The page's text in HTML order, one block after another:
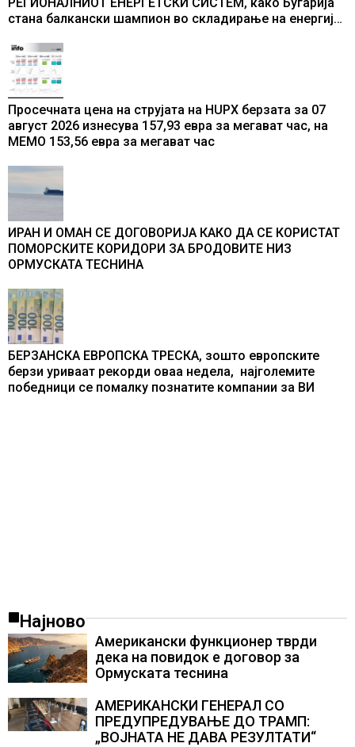
РЕГИОНАЛНИОТ ЕНЕРГЕТСКИ СИСТЕМ, како Бугарија
стана балкански шампион во складирање на енергија
Просечната цена на струјата на HUPX берзата за 07
август 2026 изнесува 157,93 евра за мегават час, на
МЕМО 153,56 евра за мегават час
ИРАН И ОМАН СЕ ДОГОВОРИЈА КАКО ДА СЕ КОРИСТАТ
ПОМОРСКИТЕ КОРИДОРИ ЗА БРОДОВИТЕ НИЗ
ОРМУСКАТА ТЕСНИНА
БЕРЗАНСКА ЕВРОПСКА ТРЕСКА, зошто европските
берзи уриваат рекорди оваа недела, најголемите
победници се помалку познатите компании за ВИ
Најново
Американски функционер тврди
дека на повидок е договор за
Ормуската теснина
АМЕРИКАНСКИ ГЕНЕРАЛ СО
ПРЕДУПРЕДУВАЊЕ ДО ТРАМП:
„ВОЈНАТА НЕ ДАВА РЕЗУЛТАТИ“